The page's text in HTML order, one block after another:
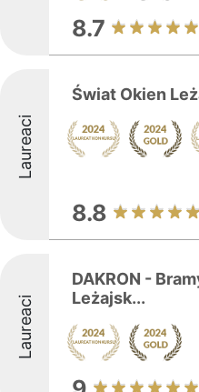
8.7
Laureaci
Świat Okien
8.8
Laureaci
DAKRON -
Leżajsk...